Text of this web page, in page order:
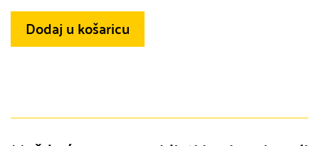
Dodaj u košaricu